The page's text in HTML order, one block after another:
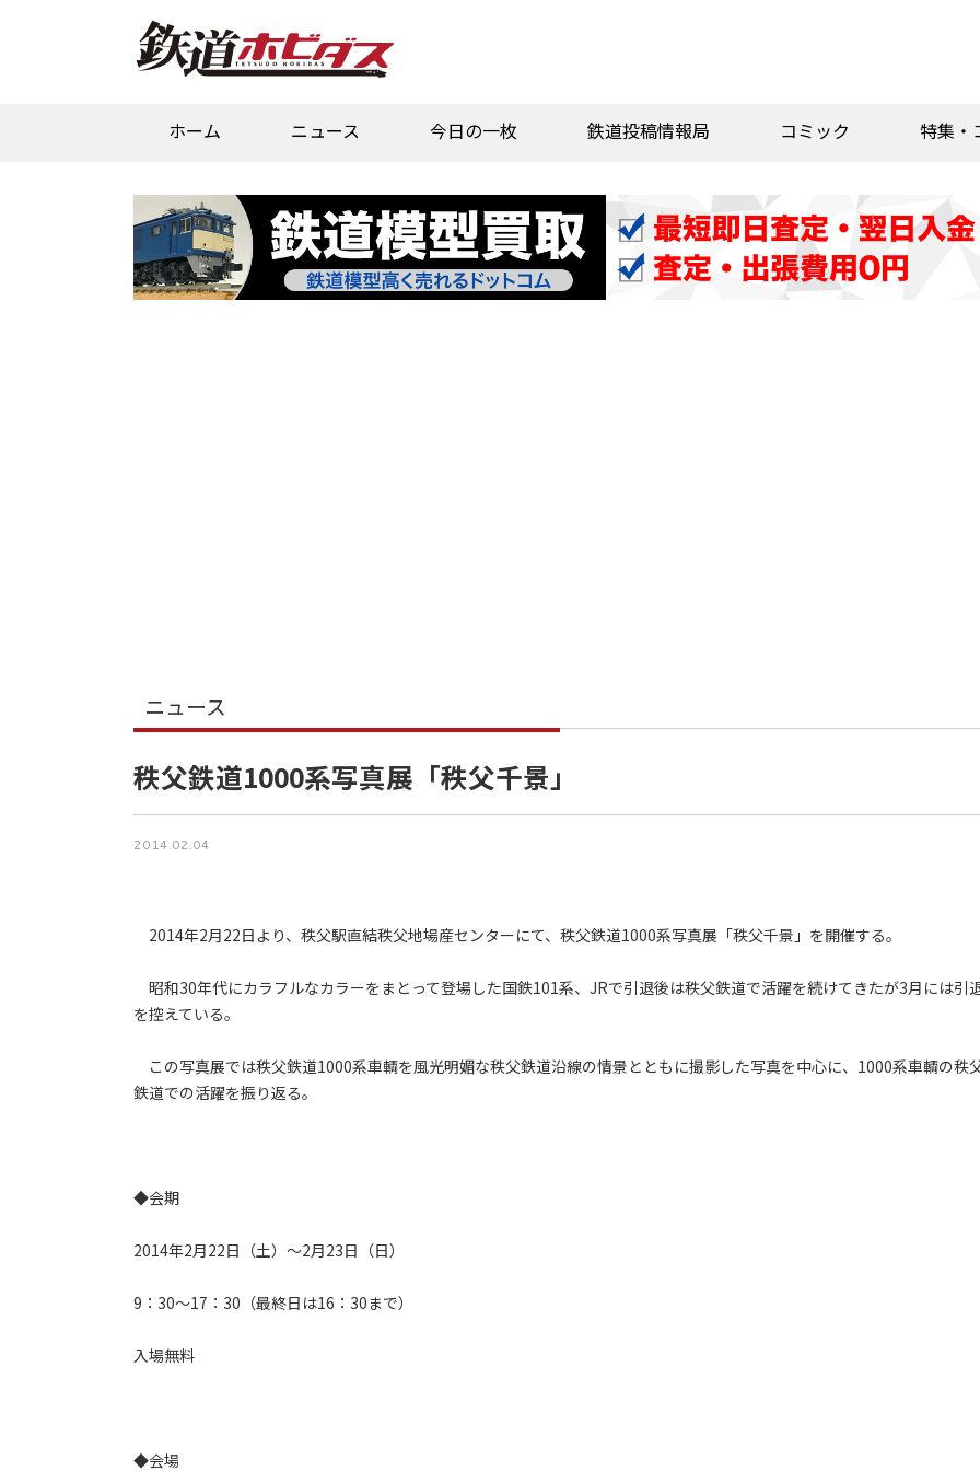
ホーム ニュース 今日の一枚 鉄道投稿情報局 コミック 特集・
ニュース
秩父鉄道1000系写真展「秩父千景」
2014.02.04
2014年2月22日より、秩父駅直結秩父地場産センターにて、秩父鉄道1000系写真展「秩父千景」を開催する。
昭和30年代にカラフルなカラーをまとって登場した国鉄101系、JRで引退後は秩父鉄道で活躍を続けてきたが3月には引
を控えている。
この写真展では秩父鉄道1000系車輌を風光明媚な秩父鉄道沿線の情景とともに撮影した写真を中心に、1000系車輌の秩
鉄道での活躍を振り返る。
◆会期
2014年2月22日（土）～2月23日（日）
9：30～17：30（最終日は16：30まで）
入場無料
◆会場